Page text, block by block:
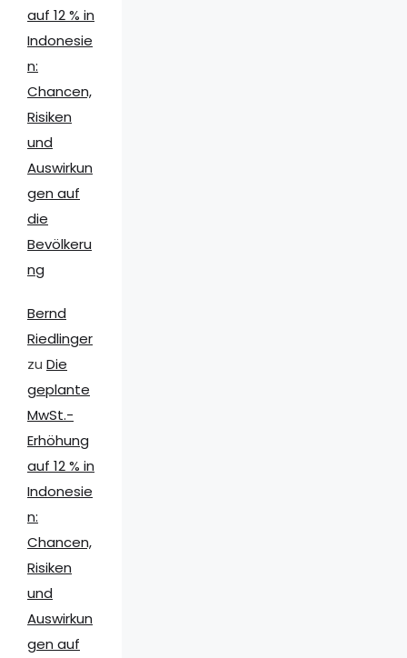
auf 12 % in
Indonesie
n:
Chancen,
Risiken
und
Auswirkun
gen auf
die
Bevölkeru
ng
Bernd
Riedlinger
zu Die
geplante
MwSt.-
Erhöhung
auf 12 % in
Indonesie
n:
Chancen,
Risiken
und
Auswirkun
gen auf